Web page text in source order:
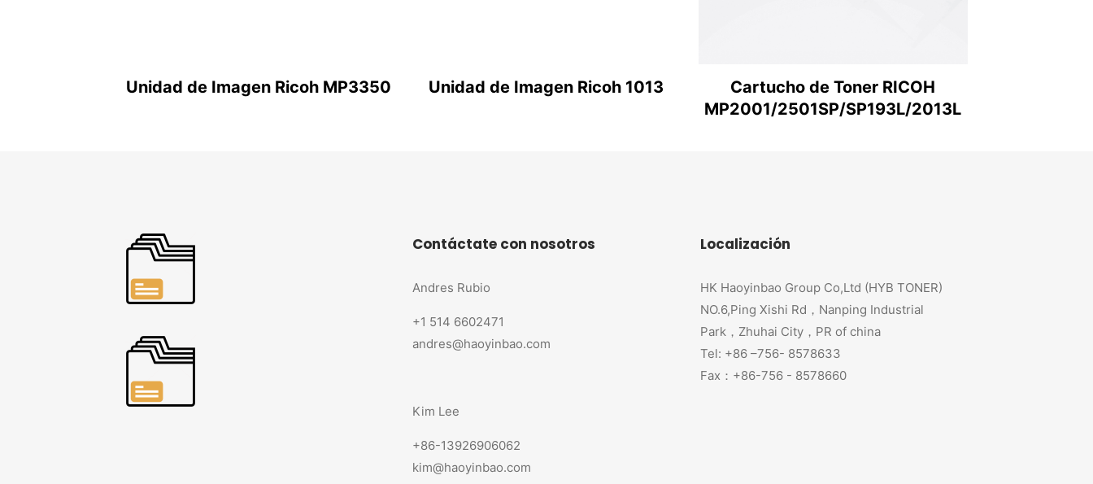
Unidad de Imagen Ricoh MP3350 Unidad de Imagen Ricoh 1013
Cartucho de Toner RICOH
MP2001/2501SP/SP193L/2013L
Contáctate con nosotros
Andres Rubio
+1 514 6602471
andres@haoyinbao.com
Kim Lee
+86-13926906062
kim@haoyinbao.com
Localización
HK Haoyinbao Group Co,Ltd (HYB TONER)
NO.6,Ping Xishi Rd，Nanping Industrial
Park，Zhuhai City，PR of china
Tel: +86 –756- 8578633
Fax：+86-756 - 8578660